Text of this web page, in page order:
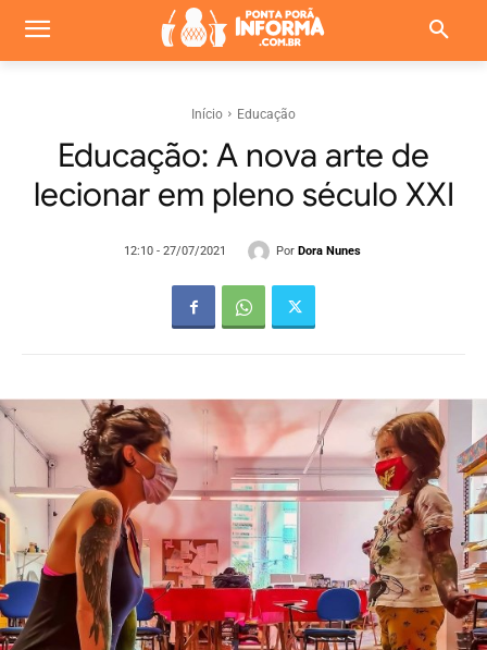
Início Educação
Educação: A nova arte de
lecionar em pleno século XXI
12:10 - 27/07/2021 Por Dora Nunes